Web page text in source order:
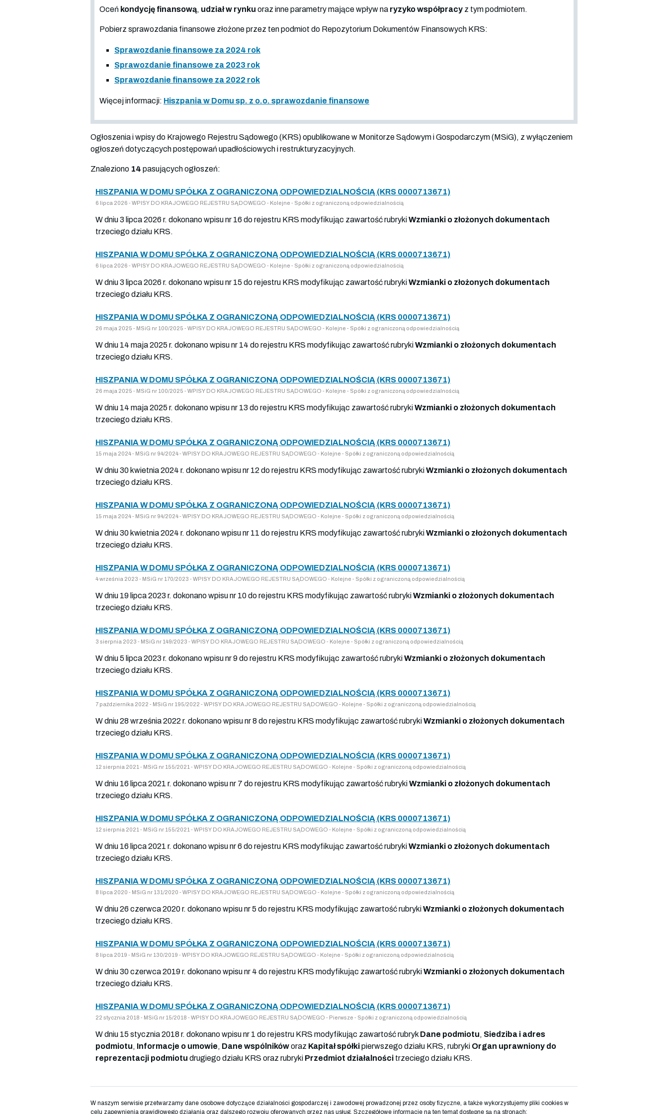
Oceń kondycję finansową, udział w rynku oraz inne parametry mające wpływ na ryzyko współpracy z tym podmiotem.
Pobierz sprawozdania finansowe złożone przez ten podmiot do Repozytorium Dokumentów Finansowych KRS:
Sprawozdanie finansowe za 2024 rok
Sprawozdanie finansowe za 2023 rok
Sprawozdanie finansowe za 2022 rok
Więcej informacji: Hiszpania w Domu sp. z o.o. sprawozdanie finansowe
Ogłoszenia i wpisy do Krajowego Rejestru Sądowego (KRS) opublikowane w Monitorze Sądowym i Gospodarczym (MSiG), z wyłączeniem
ogłoszeń dotyczących postępowań upadłościowych i restrukturyzacyjnych.
Znaleziono 14 pasujących ogłoszeń:
HISZPANIA W DOMU SPÓŁKA Z OGRANICZONĄ ODPOWIEDZIALNOŚCIĄ (KRS 0000713671)
6 lipca 2026 - WPISY DO KRAJOWEGO REJESTRU SĄDOWEGO - Kolejne - Spółki z ograniczoną odpowiedzialnością
W dniu 3 lipca 2026 r. dokonano wpisu nr 16 do rejestru KRS modyfikując zawartość rubrykiWzmianki o złożonych dokumentach
trzeciego działu KRS.
HISZPANIA W DOMU SPÓŁKA Z OGRANICZONĄ ODPOWIEDZIALNOŚCIĄ (KRS 0000713671)
6 lipca 2026 - WPISY DO KRAJOWEGO REJESTRU SĄDOWEGO - Kolejne - Spółki z ograniczoną odpowiedzialnością
W dniu 3 lipca 2026 r. dokonano wpisu nr 15 do rejestru KRS modyfikując zawartość rubrykiWzmianki o złożonych dokumentach
trzeciego działu KRS.
HISZPANIA W DOMU SPÓŁKA Z OGRANICZONĄ ODPOWIEDZIALNOŚCIĄ (KRS 0000713671)
26 maja 2025 - MSiG nr 100/2025 - WPISY DO KRAJOWEGO REJESTRU SĄDOWEGO - Kolejne - Spółki z ograniczoną odpowiedzialnością
W dniu 14 maja 2025 r. dokonano wpisu nr 14 do rejestru KRS modyfikując zawartość rubrykiWzmianki o złożonych dokumentach
trzeciego działu KRS.
HISZPANIA W DOMU SPÓŁKA Z OGRANICZONĄ ODPOWIEDZIALNOŚCIĄ (KRS 0000713671)
26 maja 2025 - MSiG nr 100/2025 - WPISY DO KRAJOWEGO REJESTRU SĄDOWEGO - Kolejne - Spółki z ograniczoną odpowiedzialnością
W dniu 14 maja 2025 r. dokonano wpisu nr 13 do rejestru KRS modyfikując zawartość rubrykiWzmianki o złożonych dokumentach
trzeciego działu KRS.
HISZPANIA W DOMU SPÓŁKA Z OGRANICZONĄ ODPOWIEDZIALNOŚCIĄ (KRS 0000713671)
15 maja 2024 - MSiG nr 94/2024 - WPISY DO KRAJOWEGO REJESTRU SĄDOWEGO - Kolejne - Spółki z ograniczoną odpowiedzialnością
W dniu 30 kwietnia 2024 r. dokonano wpisu nr 12 do rejestru KRS modyfikując zawartość rubrykiWzmianki o złożonych dokumentach
trzeciego działu KRS.
HISZPANIA W DOMU SPÓŁKA Z OGRANICZONĄ ODPOWIEDZIALNOŚCIĄ (KRS 0000713671)
15 maja 2024 - MSiG nr 94/2024 - WPISY DO KRAJOWEGO REJESTRU SĄDOWEGO - Kolejne - Spółki z ograniczoną odpowiedzialnością
W dniu 30 kwietnia 2024 r. dokonano wpisu nr 11 do rejestru KRS modyfikując zawartość rubrykiWzmianki o złożonych dokumentach
trzeciego działu KRS.
HISZPANIA W DOMU SPÓŁKA Z OGRANICZONĄ ODPOWIEDZIALNOŚCIĄ (KRS 0000713671)
4 września 2023 - MSiG nr 170/2023 - WPISY DO KRAJOWEGO REJESTRU SĄDOWEGO - Kolejne - Spółki z ograniczoną odpowiedzialnością
W dniu 19 lipca 2023 r. dokonano wpisu nr 10 do rejestru KRS modyfikując zawartość rubrykiWzmianki o złożonych dokumentach
trzeciego działu KRS.
HISZPANIA W DOMU SPÓŁKA Z OGRANICZONĄ ODPOWIEDZIALNOŚCIĄ (KRS 0000713671)
3 sierpnia 2023 - MSiG nr 149/2023 - WPISY DO KRAJOWEGO REJESTRU SĄDOWEGO - Kolejne - Spółki z ograniczoną odpowiedzialnością
W dniu 5 lipca 2023 r. dokonano wpisu nr 9 do rejestru KRS modyfikując zawartość rubrykiWzmianki o złożonych dokumentach
trzeciego działu KRS.
HISZPANIA W DOMU SPÓŁKA Z OGRANICZONĄ ODPOWIEDZIALNOŚCIĄ (KRS 0000713671)
7 października 2022 - MSiG nr 195/2022 - WPISY DO KRAJOWEGO REJESTRU SĄDOWEGO - Kolejne - Spółki z ograniczoną odpowiedzialnością
W dniu 28 września 2022 r. dokonano wpisu nr 8 do rejestru KRS modyfikując zawartość rubrykiWzmianki o złożonych dokumentach
trzeciego działu KRS.
HISZPANIA W DOMU SPÓŁKA Z OGRANICZONĄ ODPOWIEDZIALNOŚCIĄ (KRS 0000713671)
12 sierpnia 2021 - MSiG nr 155/2021 - WPISY DO KRAJOWEGO REJESTRU SĄDOWEGO - Kolejne - Spółki z ograniczoną odpowiedzialnością
W dniu 16 lipca 2021 r. dokonano wpisu nr 7 do rejestru KRS modyfikując zawartość rubrykiWzmianki o złożonych dokumentach
trzeciego działu KRS.
HISZPANIA W DOMU SPÓŁKA Z OGRANICZONĄ ODPOWIEDZIALNOŚCIĄ (KRS 0000713671)
12 sierpnia 2021 - MSiG nr 155/2021 - WPISY DO KRAJOWEGO REJESTRU SĄDOWEGO - Kolejne - Spółki z ograniczoną odpowiedzialnością
W dniu 16 lipca 2021 r. dokonano wpisu nr 6 do rejestru KRS modyfikując zawartość rubrykiWzmianki o złożonych dokumentach
trzeciego działu KRS.
HISZPANIA W DOMU SPÓŁKA Z OGRANICZONĄ ODPOWIEDZIALNOŚCIĄ (KRS 0000713671)
8 lipca 2020 - MSiG nr 131/2020 - WPISY DO KRAJOWEGO REJESTRU SĄDOWEGO - Kolejne - Spółki z ograniczoną odpowiedzialnością
W dniu 26 czerwca 2020 r. dokonano wpisu nr 5 do rejestru KRS modyfikując zawartość rubrykiWzmianki o złożonych dokumentach
trzeciego działu KRS.
HISZPANIA W DOMU SPÓŁKA Z OGRANICZONĄ ODPOWIEDZIALNOŚCIĄ (KRS 0000713671)
8 lipca 2019 - MSiG nr 130/2019 - WPISY DO KRAJOWEGO REJESTRU SĄDOWEGO - Kolejne - Spółki z ograniczoną odpowiedzialnością
W dniu 30 czerwca 2019 r. dokonano wpisu nr 4 do rejestru KRS modyfikując zawartość rubrykiWzmianki o złożonych dokumentach
trzeciego działu KRS.
HISZPANIA W DOMU SPÓŁKA Z OGRANICZONĄ ODPOWIEDZIALNOŚCIĄ (KRS 0000713671)
22 stycznia 2018 - MSiG nr 15/2018 - WPISY DO KRAJOWEGO REJESTRU SĄDOWEGO - Pierwsze - Spółki z ograniczoną odpowiedzialnością
W dniu 15 stycznia 2018 r. dokonano wpisu nr 1 do rejestru KRS modyfikując zawartość rubryk Dane podmiotu, Siedziba i adres
podmiotu, Informacje o umowie, Dane wspólnikóworaz Kapitał spółkipierwszego działu KRS, rubryki Organ uprawniony do
reprezentacji podmiotu drugiego działu KRS oraz rubryki Przedmiot działalności trzeciego działu KRS.
W naszym serwisie przetwarzamy dane osobowe dotyczące działalności gospodarczej i zawodowej prowadzonej przez osoby fizyczne, a także wykorzystujemy pliki cookies w
celu zapewnienia prawidłowego działania oraz dalszego rozwoju oferowanych przez nas usług. Szczegółowe informacje na ten temat dostępne są na stronach: